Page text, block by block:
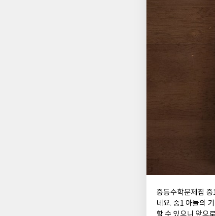
중등수학문제집 중
네요. 중1 아들의
할 수 있으니 앞으